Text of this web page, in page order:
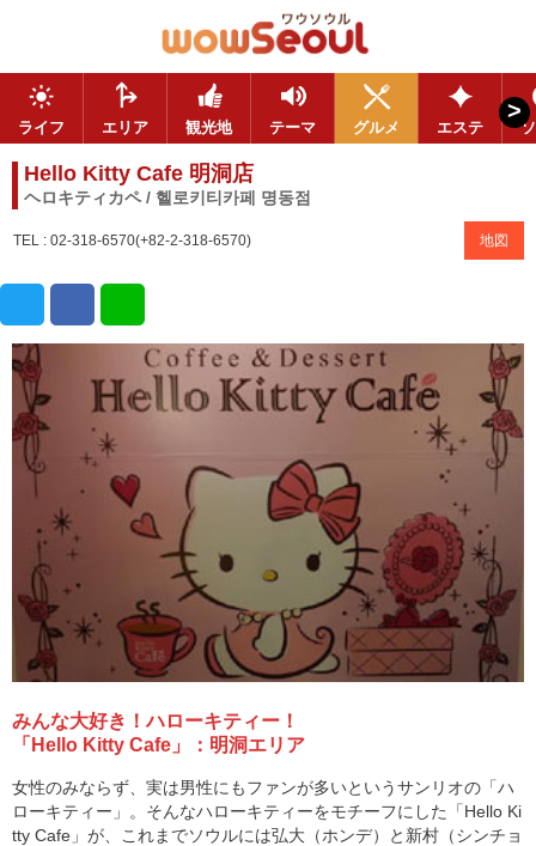
ライフ エリア 観光地 テーマ グルメ エステ
>
Hello Kitty Cafe 明洞店
ヘロキティカペ / 헬로키티카페 명동점
TEL : 02-318-6570(+82-2-318-6570) 地図
みんな大好き！ハローキティー！
「Hello Kitty Cafe」：明洞エリア
女性のみならず、実は男性にもファンが多いというサンリオの「ハ
ローキティー」。そんなハローキティーをモチーフにした「Hello Ki
tty Cafe」が、これまでソウルには弘大（ホンデ）と新村（シンチョ